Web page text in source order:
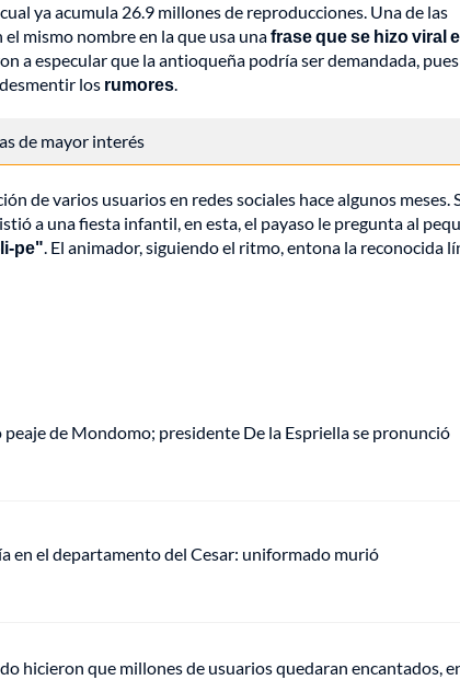
ya acumula 26.9 millones de reproducciones. Una de las
mismo nombre en la que usa unafrase que se hizo viral
a especular que la antioqueña podría ser demandada,
los rumores.
de mayor interés
de varios usuarios en redes sociales hace algunos meses.
a una fiesta infantil, en esta, el payaso le pregunta al
pe". El animador, siguiendo el ritmo, entona la reconocida
de Mondomo; presidente De la Espriella se pronunció
en el departamento del Cesar: uniformado murió
hicieron que millones de usuarios quedaran encantados,